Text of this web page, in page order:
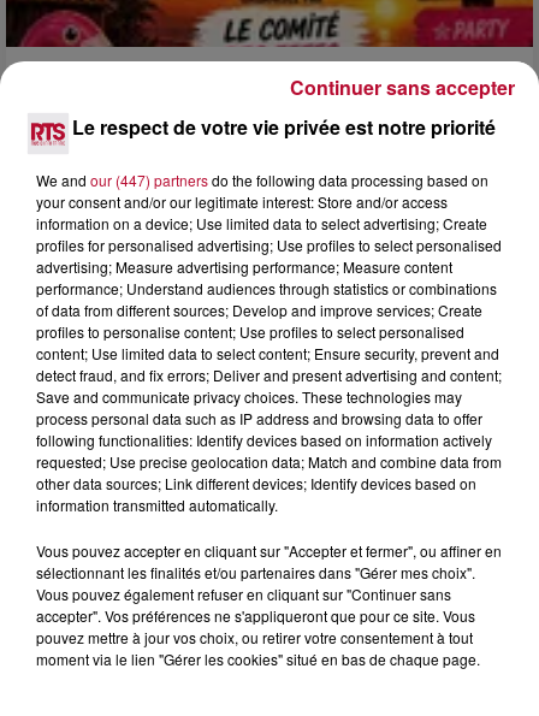
SOIRÉE DJ PLAYA
3 août 2026
NOS IDÉES DE SORTIES POUR CETTE SEMAINE
Début août, c’est le cœur de l’été. La semaine débute, et
comme tous les lundis de l’été, on ouvre l’agenda qui est
encore bien rempli ! Entre sessions...
Le respect de votre vie privée est notre priorité
We and our (447) partnersdo the following data processing based on
your consent and/or our legitimate interest: Store and/or access
information on a device; Use limited data to select advertising; Create
profiles for personalised advertising; Use profiles to select personalised
advertising; Measure advertising performance; Measure content
performance; Understand audiences through statistics or combinations
of data from different sources; Develop and improve services; Create
profiles to personalise content; Use profiles to select personalised
content; Use limited data to select content; Ensure security, prevent and
detect fraud, and fix errors; Deliver and present advertising and content;
Save and communicate privacy choices. These technologies may
process personal data such as IP address and browsing data to offer
following functionalities: Identify devices based on information actively
requested; Use precise geolocation data; Match and combine data from
other data sources; Link different devices; Identify devices based on
information transmitted automatically.
Vous pouvez accepter en cliquant sur "Accepter et fermer", ou affiner en
sélectionnant les finalités et/ou partenaires dans "Gérer mes choix".
Vous pouvez également refuser en cliquant sur "Continuer sans
accepter". Vos préférences ne s'appliqueront que pour ce site. Vous
pouvez mettre à jour vos choix, ou retirer votre consentement à tout
moment via le lien "Gérer les cookies" situé en bas de chaque page.
Continuer sans accepter